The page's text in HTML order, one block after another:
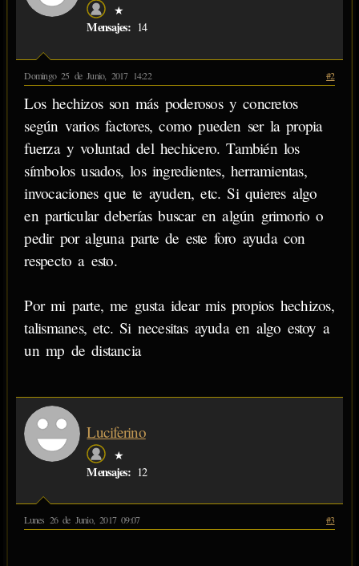
★
Mensajes: 14
Domingo 25 de Junio, 2017 14:22 #2
Los hechizos son más poderosos y concretos
según varios factores, como pueden ser la propia
fuerza y voluntad del hechicero. También los
símbolos usados, los ingredientes, herramientas,
invocaciones que te ayuden, etc. Si quieres algo
en particular deberías buscar en algún grimorio o
pedir por alguna parte de este foro ayuda con
respecto a esto.
Por mi parte, me gusta idear mis propios hechizos,
talismanes, etc. Si necesitas ayuda en algo estoy a
un mp de distancia
Luciferino
★
Mensajes: 12
Lunes 26 de Junio, 2017 09:07 #3